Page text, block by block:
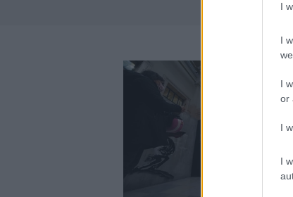
I
I
I
or
I
I